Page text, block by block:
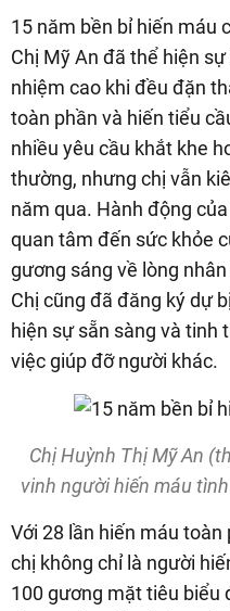
15 năm bền bỉ hiến máu
Chị Mỹ An đã thể hiện
nhiệm cao khi đều đặn
toàn phần và hiến tiểu
nhiều yêu cầu khắt khe
thường, nhưng chị vẫn
năm qua. Hành động
quan tâm đến sức khỏe
gương sáng về lòng
Chị cũng đã đăng ký dự
hiện sự sẵn sàng và tinh
việc giúp đỡ người khác.
Chị Huỳnh Thị Mỹ An
vinh người hiến máu
Với 28 lần hiến máu toàn
chị không chỉ là người
100 gương mặt tiêu biểu